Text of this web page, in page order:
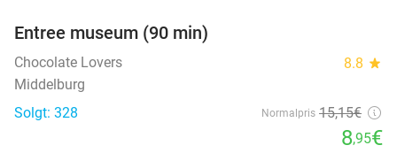
Entree museum (90 min)
Chocolate Lovers 8.8 star
Middelburg
Solgt: 328
Normalpris 15,15€
8,95€